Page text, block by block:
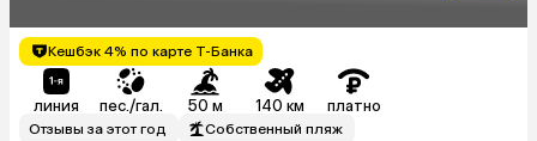
Кешбэк 4% по карте Т-Банка
линия пес./гал. 50 м 140 км платно
Отзывы за этот год Собственный пляж